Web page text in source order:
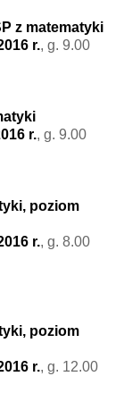
z matematyki
r., g. 9.00
r., g. 9.00
poziom
r., g. 8.00
poziom
r., g. 12.00